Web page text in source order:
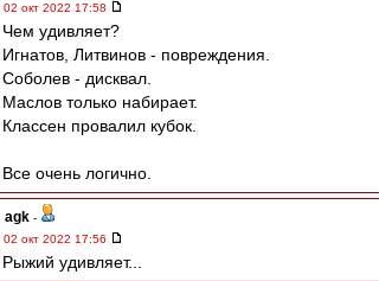
02 окт 2022 17:58
Чем удивляет?
Игнатов, Литвинов - повреждения.
Соболев - дисквал.
Маслов только набирает.
Классен провалил кубок.
Все очень логично.
agk -
02 окт 2022 17:56
Рыжий удивляет...